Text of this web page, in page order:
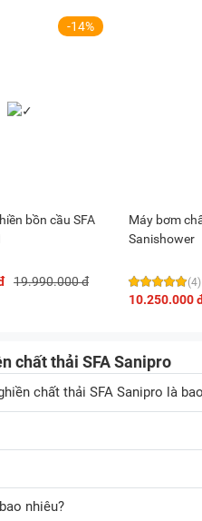
-14%
bồn cầu SFA
19.990.000 đ
Máy bơm
Sanishower
(4)
10.250.000
chất thải SFA Sanipro
chất thải SFA Sanipro là
nhiêu?